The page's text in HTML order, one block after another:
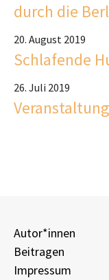
durch die
20. August 2019
Schlafende
26. Juli 2019
Autor*innen
Beitragen
Impressum